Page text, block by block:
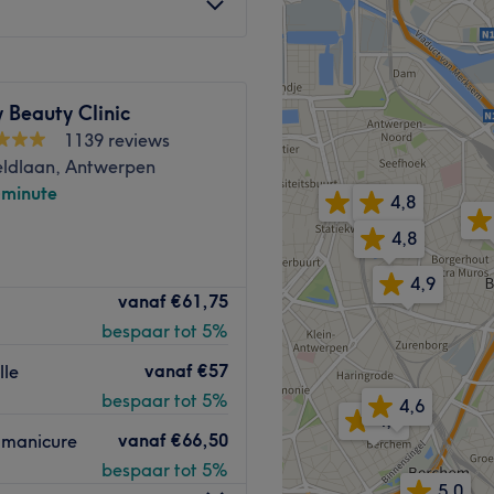
kunnen
in
gelnagels,nail art,
en is constant bezig met
mooie resultaten
voor de deur en je kan
Clinic
1139 reviews
Antwerpen
vanaf €61,75
bespaar tot 5%
vanaf €57
bespaar tot 5%
vanaf €66,50
bespaar tot 5%
4,9
4,9
4,8
4,8
4,8
4,6